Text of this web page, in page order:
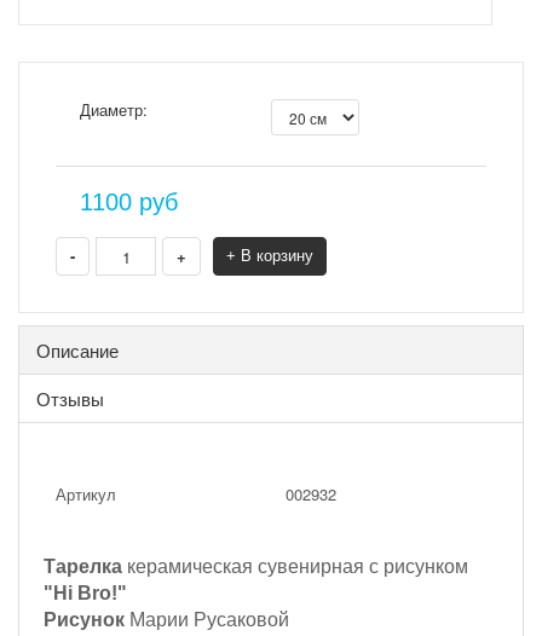
Диаметр:
1100 руб
- + + В корзину
Описание
Отзывы
Артикул 002932
Тарелка керамическая сувенирная с рисунком
"Hi Bro!"
Рисунок Марии Русаковой